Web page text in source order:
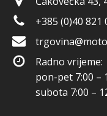
+385 (0)40 821
Radno vrijeme:
pon-pet 7:00 –
subota 7:00 –